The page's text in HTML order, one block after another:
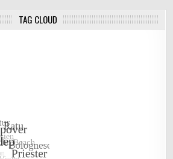
TAG CLOUD